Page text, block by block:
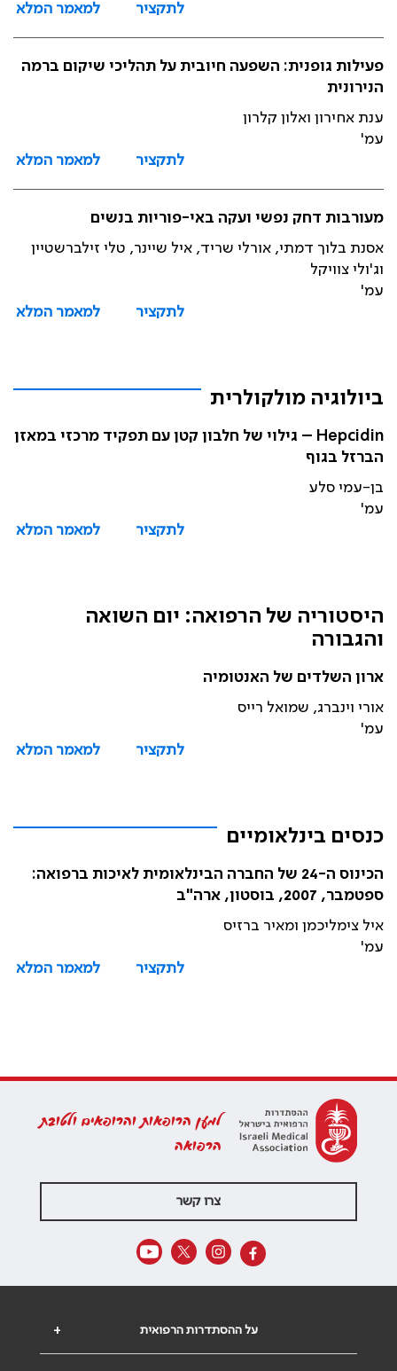
לתקציר
למאמר המלא
פעילות גופנית: השפעה חיובית על תהליכי שיקום ברמה
הנירונית
ענת אחירון ואלון קלרון
עמ'
לתקציר
למאמר המלא
מעורבות דחק נפשי ועקה באי-פוריות בנשים
אסנת בלוך דמתי, אורלי שריד, איל שיינר, טלי זילברשטיין
וג'ולי צוויקל
עמ'
לתקציר
למאמר המלא
ביולוגיה מולקולרית
Hepcidin – גילוי של חלבון קטן עם תפקיד מרכזי במאזן
הברזל בגוף
בן-עמי סלע
עמ'
לתקציר
למאמר המלא
היסטוריה של הרפואה: יום השואה
והגבורה
ארון השלדים של האנטומיה
אורי וינברג, שמואל רייס
עמ'
לתקציר
למאמר המלא
כנסים בינלאומיים
הכינוס ה-24 של החברה הבינלאומית לאיכות ברפואה:
ספטמבר, 2007, בוסטון, ארה"ב
איל צימליכמן ומאיר ברזיס
עמ'
לתקציר
למאמר המלא
למען הרופאות והרופאים ולטובת
הרפואה
צרו קשר
+ על ההסתדרות הרפואית